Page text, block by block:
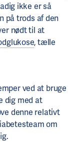
ikke er så
på trods af den
nødt til at
, tælle
ved at bruge
dig med at
denne relativt
om